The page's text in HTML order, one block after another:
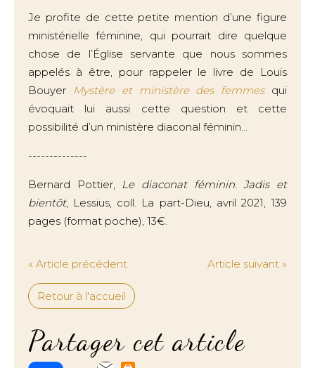
Je profite de cette petite mention d’une figure
ministérielle féminine, qui pourrait dire quelque
chose de l’Église servante que nous sommes
appelés à être, pour rappeler le livre de Louis
Bouyer
Mystère et ministère des femmesqui
évoquait lui aussi cette question et cette
possibilité d’un ministère diaconal féminin...
--------------
Bernard Pottier, Le diaconat féminin. Jadis et
bientôt, Lessius, coll. La part-Dieu, avril 2021, 139
pages (format poche), 13€.
« Article précédent Article suivant »
Retour à l'accueil
Partager cet article